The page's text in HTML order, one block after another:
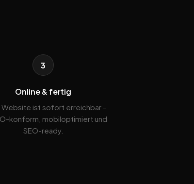
3
Online & fertig
Website ist sofort erreichbar –
konform, mobiloptimiert und
SEO-ready.